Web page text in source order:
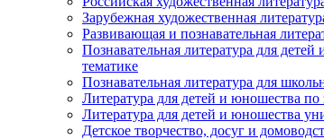
Зарубежная художественная
Развивающая и познавательная
Познавательная литература для
тематике
Познавательная литература для
Литература для детей и юношества
Литература для детей и юношества
Детское творчество, досуг и